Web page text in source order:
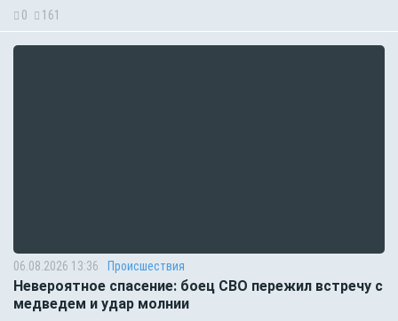
0 161
06.08.2026 13:36 Происшествия
Невероятное спасение: боец СВО пережил встречу с
медведем и удар молнии